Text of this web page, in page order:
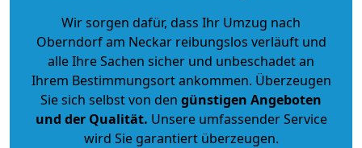
Wir sorgen dafür, dass Ihr Umzug nach
Oberndorf am Neckar reibungslos verläuft und
alle Ihre Sachen sicher und unbeschadet an
Ihrem Bestimmungsort ankommen. Überzeugen
Sie sich selbst von den günstigen Angeboten
und der Qualität. Unsere umfassender Service
wird Sie garantiert überzeugen.